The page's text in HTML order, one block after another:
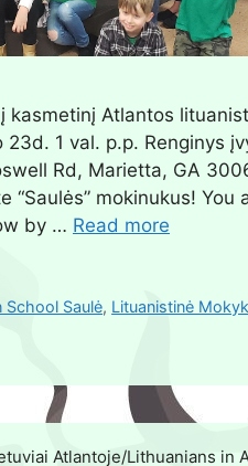
kasmetinį Atlantos
1 val. p.p. Renginys
Rd, Marietta, GA
mokinukus! You
by … Read more
School Saulė, Lituanistinė
Atlantoje/Lithuanians in